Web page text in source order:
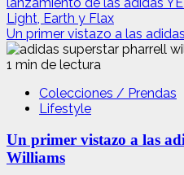
Light, Earth y Flax
Un primer vistazo a las
1 min de lectura
Colecciones / Prendas
Lifestyle
Un primer vistazo a las
Williams